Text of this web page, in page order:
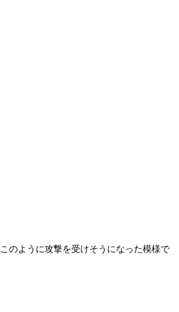
のように攻撃を受けそうになった模様で